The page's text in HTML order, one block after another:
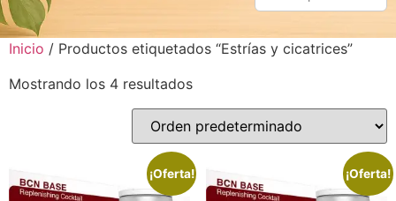
Inicio / Productos etiquetados “Estrías y cicatrices”
Mostrando los 4 resultados
¡Oferta! ¡Oferta!